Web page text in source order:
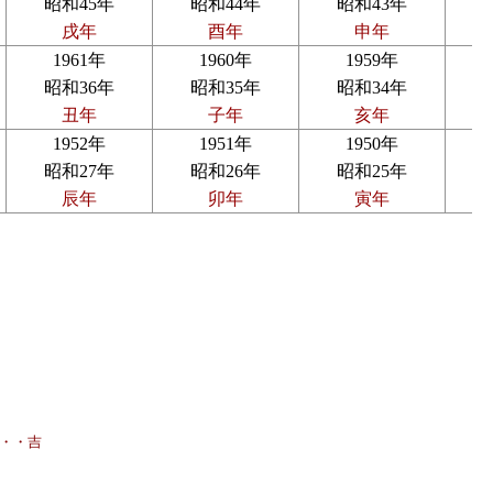
昭和45年
戌年
昭和44年
酉年
昭和43年
申年
1961年
昭和36年
丑年
1960年
昭和35年
子年
1959年
昭和34年
亥年
1952年
昭和27年
辰年
1951年
昭和26年
卯年
1950年
昭和25年
寅年
・吉